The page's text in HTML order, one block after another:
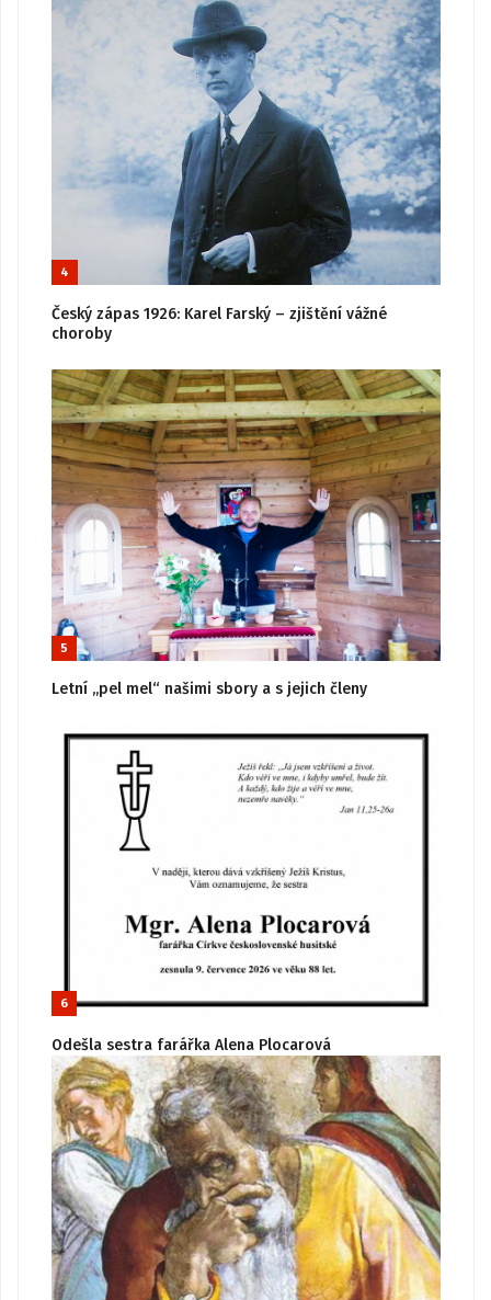
4
Český zápas 1926: Karel Farský – zjištění vážné
choroby
5
Letní „pel mel“ našimi sbory a s jejich členy
6
Odešla sestra farářka Alena Plocarová